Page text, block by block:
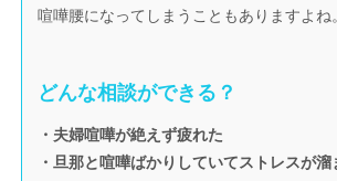
喧嘩腰になってしまうこともありますよね
どんな相談ができる？
・夫婦喧嘩が絶えず疲れた
・旦那と喧嘩ばかりしていてストレスが溜